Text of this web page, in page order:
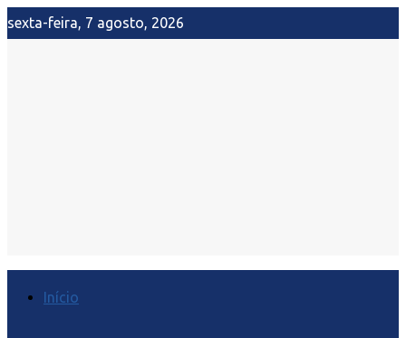
sexta-feira, 7 agosto, 2026
Início